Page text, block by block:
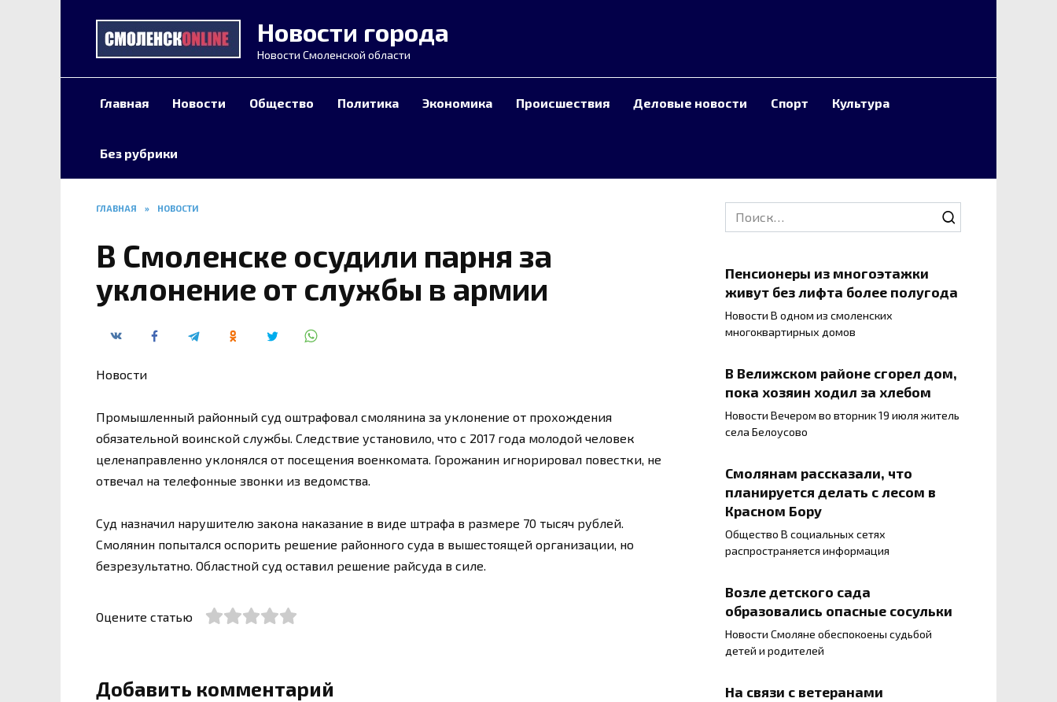
Новости города
Новости Смоленской области
Главная Новости Общество Политика Экономика Происшествия Деловые новости Спорт Культура
Без рубрики
ГЛАВНАЯ » НОВОСТИ
В Смоленске осудили парня за
уклонение от службы в армии
Новости
Промышленный районный суд оштрафовал смолянина за уклонение от прохождения
обязательной воинской службы. Следствие установило, что с 2017 года молодой человек
целенаправленно уклонялся от посещения военкомата. Горожанин игнорировал повестки, не
отвечал на телефонные звонки из ведомства.
Суд назначил нарушителю закона наказание в виде штрафа в размере 70 тысяч рублей.
Смолянин попытался оспорить решение районного суда в вышестоящей организации, но
безрезультатно. Областной суд оставил решение райсуда в силе.
Оцените статью
Добавить комментарий
Search
for:
Пенсионеры из многоэтажки
живут без лифта более полугода
Новости В одном из смоленских
многоквартирных домов
В Велижском районе сгорел дом,
пока хозяин ходил за хлебом
Новости Вечером во вторник 19 июля житель
села Белоусово
Смолянам рассказали, что
планируется делать с лесом в
Красном Бору
Общество В социальных сетях
распространяется информация
Возле детского сада
образовались опасные сосульки
Новости Смоляне обеспокоены судьбой
детей и родителей
На связи с ветеранами